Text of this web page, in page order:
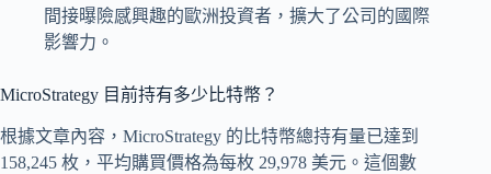
間接曝險感興趣的歐洲投資者，擴大了公司的國際
影響力。
MicroStrategy 目前持有多少比特幣？
根據文章內容，MicroStrategy 的比特幣總持有量已達到
158,245 枚，平均購買價格為每枚 29,978 美元。這個數